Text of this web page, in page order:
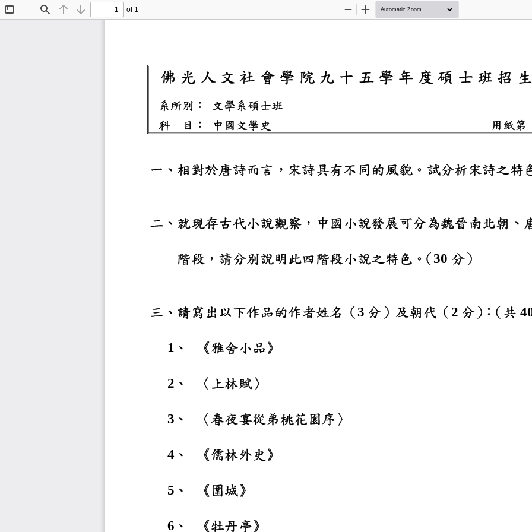
Find Previous
Next
of 1
Zoom
Zoom
佛 光 人 文 社 會 學 院 九
系所別：文學系碩士班
科
目：中國文學史 用
一、相對於唐詩而言，宋詩具
二、就現存古代小說觀察，中
階段，請分別說明此四階段小
（ 30分）
三、請寫出以下作品的作者姓名
3 分）及朝代（
2 分）
：（
1 、 《雅舍小品》
2 、 〈上林賦〉
3 、 〈春夜宴從弟桃花園序〉
4 、 《儒林外史》
5 、 《圍城》
6 、 《牡丹亭》